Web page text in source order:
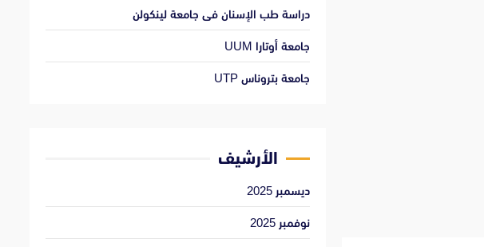
دراسة طب الإسنان فى جامعة لينكولن
جامعة أوتارا UUM
جامعة بتروناس UTP
الأرشيف
ديسمبر 2025
نوفمبر 2025